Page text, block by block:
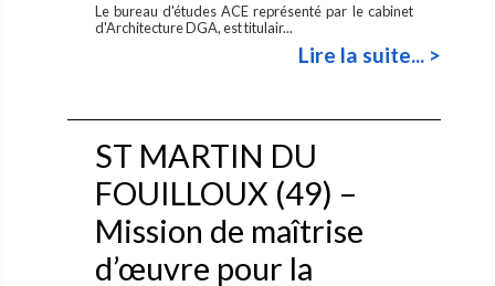
Le bureau d'études ACE représenté par le cabinet
d'Architecture DGA, est titulair...
Lire la suite... >
ST MARTIN DU
FOUILLOUX (49) –
Mission de maîtrise
d’œuvre pour la